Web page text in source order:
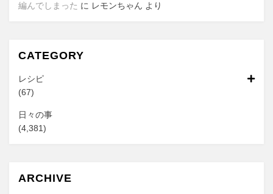
編んでしまった に レモンちゃん より
CATEGORY
レシピ
(67)
日々の事
(4,381)
ARCHIVE